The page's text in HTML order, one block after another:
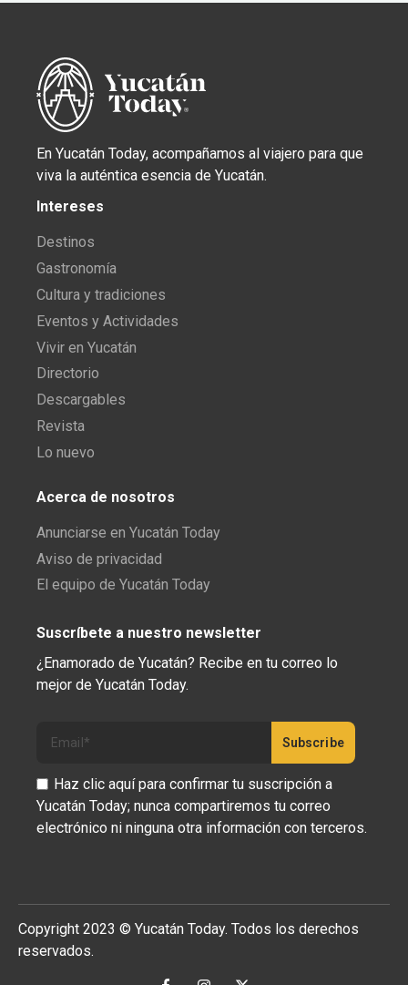
En Yucatán Today, acompañamos al viajero para que
viva la auténtica esencia de Yucatán.
Intereses
Destinos
Gastronomía
Cultura y tradiciones
Eventos y Actividades
Vivir en Yucatán
Directorio
Descargables
Revista
Lo nuevo
Acerca de nosotros
Anunciarse en Yucatán Today
Aviso de privacidad
El equipo de Yucatán Today
Suscríbete a nuestro newsletter
¿Enamorado de Yucatán? Recibe en tu correo lo
mejor de Yucatán Today.
Haz clic aquí para confirmar tu suscripción a
Yucatán Today; nunca compartiremos tu correo
electrónico ni ninguna otra información con terceros.
Copyright 2023 © Yucatán Today. Todos los derechos
reservados.